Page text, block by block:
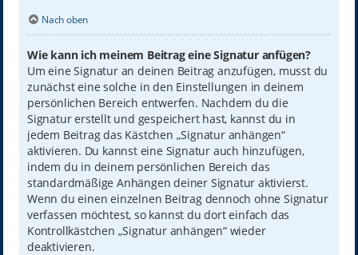
Nach oben
Wie kann ich meinem Beitrag eine Signatur anfügen?
Um eine Signatur an deinen Beitrag anzufügen, musst du
zunächst eine solche in den Einstellungen in deinem
persönlichen Bereich entwerfen. Nachdem du die
Signatur erstellt und gespeichert hast, kannst du in
jedem Beitrag das Kästchen „Signatur anhängen“
aktivieren. Du kannst eine Signatur auch hinzufügen,
indem du in deinem persönlichen Bereich das
standardmäßige Anhängen deiner Signatur aktivierst.
Wenn du einen einzelnen Beitrag dennoch ohne Signatur
verfassen möchtest, so kannst du dort einfach das
Kontrollkästchen „Signatur anhängen“ wieder
deaktivieren.